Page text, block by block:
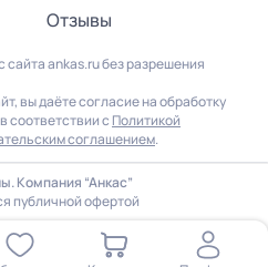
Отзывы
ankas.ru без разрешения
вы даёте согласие на обработку
соответствии с Политикой
соглашением.
Компания “Анкас”
публичной офертой
сайт, вы соглашаетесь на
Подробнее вПолитике
ОК